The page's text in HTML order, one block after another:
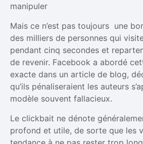
manipuler
Mais ce n’est pas toujours une
des milliers de personnes qui
pendant cinq secondes et
de revenir. Facebook a abordé
exacte dans un article de blog,
qu’ils pénaliseraient les auteurs
modèle souvent fallacieux.
Le clickbait ne dénote
profond et utile, de sorte que les